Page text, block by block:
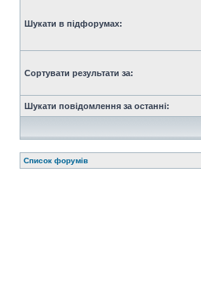
Шукати в підфорумах:
Сортувати результати за:
Шукати повідомлення за останні:
Список форумів